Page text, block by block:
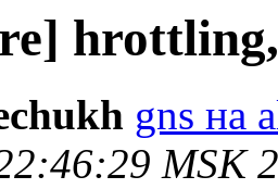
gns на
MSK